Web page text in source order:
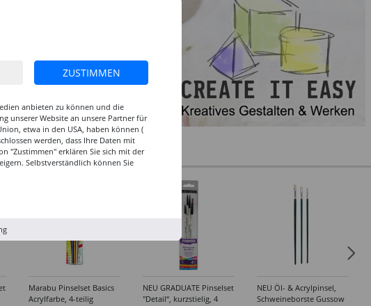
Marabu Pinselset Basics
Acrylfarbe, 4-teilig
NEU GRADUATE Pinselset
"Detail“, kurzstielig, 4
NEU Öl- & Acrylpinsel,
Schweineborste Gussow
ZUSTIMMEN
anbieten zu können und die
unserer Website an unsere Partner für
etwa in den USA, haben können (
werden, dass Ihre Daten mit
"Zustimmen" erklären Sie sich mit der
Selbstverständlich können Sie